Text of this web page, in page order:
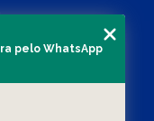
pelo WhatsApp